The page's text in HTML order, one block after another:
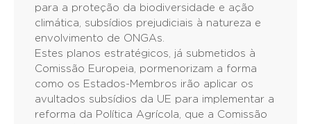
para a proteção da biodiversidade e ação
climática, subsídios prejudiciais à natureza e
envolvimento de ONGAs.
Estes planos estratégicos, já submetidos à
Comissão Europeia, pormenorizam a forma
como os Estados-Membros irão aplicar os
avultados subsídios da UE para implementar a
reforma da Política Agrícola, que a Comissão